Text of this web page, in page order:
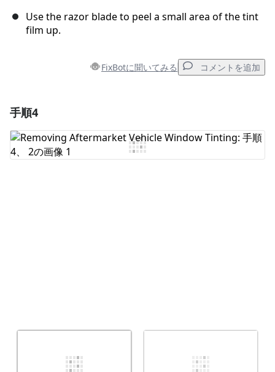
Use the razor blade to peel a small area of the tint
film up.
FixBotに聞いてみる コメントを追加
コメントを追加
手順4